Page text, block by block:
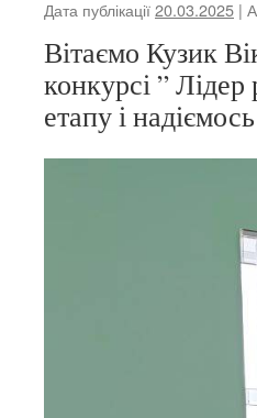
Дата публікації20.03.2025 |
Вітаємо Кузик
конкурсі ” Лідер
етапу і